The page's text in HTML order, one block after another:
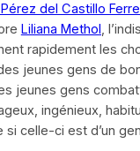
del Castillo
Liliana Methol,
rapidement les
jeunes gens de
jeunes gens
ingénieux,
si celle-ci est d’un